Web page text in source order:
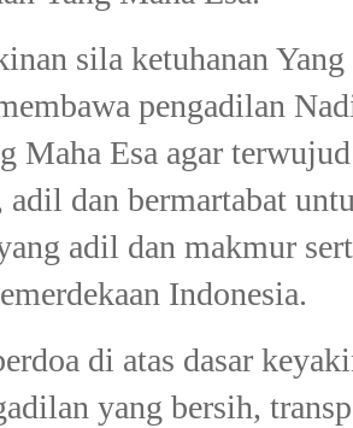
sila ketuhanan
pengadilan
Maha Esa agar
adil dan bermartabat
adil dan makmur
Indonesia.
di atas dasar
yang bersih,